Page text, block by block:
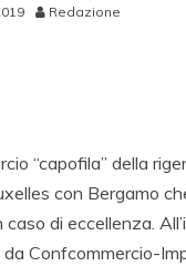
Redazione
“capofila” della
con Bergamo
di eccellenza.
Confcommercio-